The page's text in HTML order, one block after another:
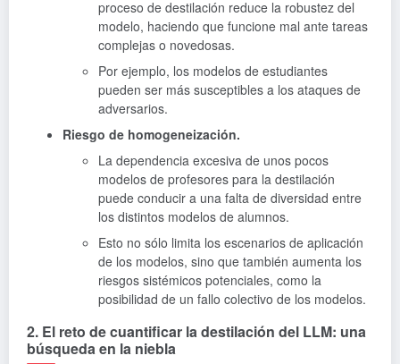
proceso de destilación reduce la robustez del
modelo, haciendo que funcione mal ante tareas
complejas o novedosas.
Por ejemplo, los modelos de estudiantes
pueden ser más susceptibles a los ataques de
adversarios.
Riesgo de homogeneización.
La dependencia excesiva de unos pocos
modelos de profesores para la destilación
puede conducir a una falta de diversidad entre
los distintos modelos de alumnos.
Esto no sólo limita los escenarios de aplicación
de los modelos, sino que también aumenta los
riesgos sistémicos potenciales, como la
posibilidad de un fallo colectivo de los modelos.
2. El reto de cuantificar la destilación del LLM: una
búsqueda en la niebla